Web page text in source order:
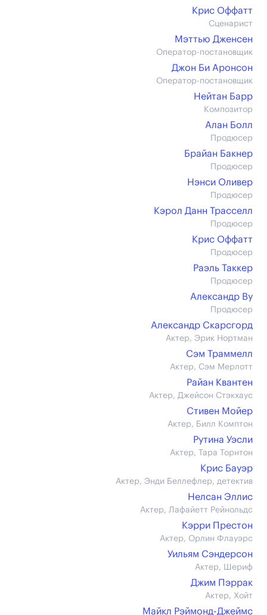
Крис Оффатт
Сценарист
Мэттью Дженсен
Оператор-постановщик
Джон Би Аронсон
Оператор-постановщик
Нейтан Барр
Композитор
Алан Болл
Продюсер
Брайан Бакнер
Продюсер
Нэнси Оливер
Продюсер
Кэрол Данн Трасселл
Продюсер
Крис Оффатт
Продюсер
Раэль Таккер
Продюсер
Александр Ву
Продюсер
Александр Скарсгорд
Актер, Эрик Нортман
Сэм Траммелл
Актер, Сэм Мерлотт
Райан Квантен
Актер, Джейсон Стэкхаус
Стивен Мойер
Актер, Билл Комптон
Рутина Уэсли
Актер, Тара Торнтон
Крис Бауэр
Актер, Энди Беллефлер, детектив
Нелсан Эллис
Актер, Лафайетт Рейнольдс
Кэрри Престон
Актер, Орлин Флауэрс
Уильям Сэндерсон
Актер, Шериф
Джим Пэррак
Актер, Хойт
Майкл Рэймонд-Джеймс